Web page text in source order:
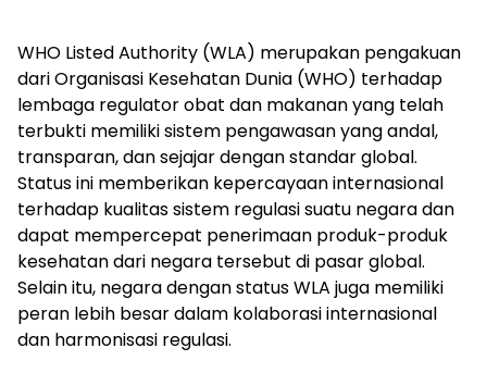
WHO Listed Authority (WLA) merupakan pengakuan
dari Organisasi Kesehatan Dunia (WHO) terhadap
lembaga regulator obat dan makanan yang telah
terbukti memiliki sistem pengawasan yang andal,
transparan, dan sejajar dengan standar global.
Status ini memberikan kepercayaan internasional
terhadap kualitas sistem regulasi suatu negara dan
dapat mempercepat penerimaan produk-produk
kesehatan dari negara tersebut di pasar global.
Selain itu, negara dengan status WLA juga memiliki
peran lebih besar dalam kolaborasi internasional
dan harmonisasi regulasi.